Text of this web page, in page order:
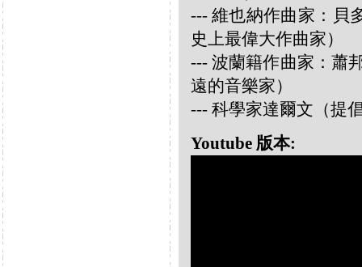
--- 維也納作曲家：貝
史上最偉大作曲家）
--- 波蘭籍作曲家：蕭
遠的音樂家）
--- 科學家達爾文（提
Youtube 版本: